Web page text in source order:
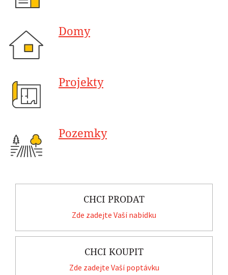
Domy
Projekty
Pozemky
CHCI PRODAT
Zde zadejte Vaší nabídku
CHCI KOUPIT
Zde zadejte Vaší poptávku